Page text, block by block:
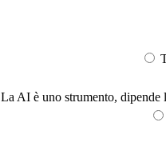
La AI è uno strumento, dipende